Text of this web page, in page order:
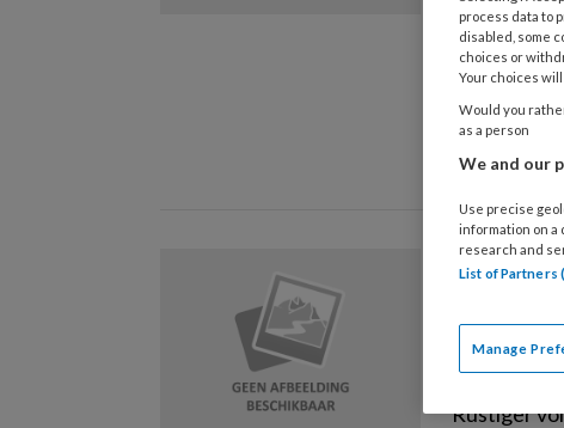
verruimde
meer
en
beeld van
ervaren
18 FEBRUARI
feest
Vroeger
Rustiger
process data to
disabled, some
choices or
Your choices
Would you
as a person
We and our
Use precise
information on
research and
List of Partners
Manage